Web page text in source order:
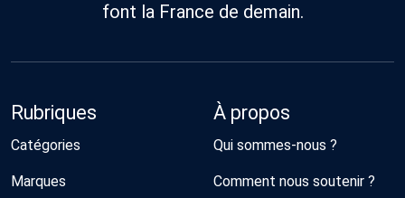
font la France de demain.
Rubriques
Catégories
Marques
À propos
Qui sommes-nous ?
Comment nous soutenir ?